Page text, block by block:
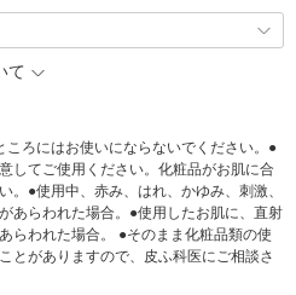
て
ろにはお使いにならないでください。●
してご使用ください。化粧品がお肌に合
。●使用中、赤み、はれ、かゆみ、刺激、
あらわれた場合。●使用したお肌に、直射
らわれた場合。 ●そのまま化粧品類の使
とがありますので、皮ふ科医にご相談さ